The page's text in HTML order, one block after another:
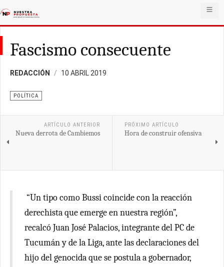
Fascismo consecuente
REDACCIÓN 10 ABRIL 2019
POLÍTICA
ARTÍCULO ANTERIOR
Nueva derrota de Cambiemos
PRÓXIMO ARTÍCULO
Hora de construir ofensiva
“Un tipo como Bussi coincide con la reacción
derechista que emerge en nuestra región”,
recalcó Juan José Palacios, integrante del PC de
Tucumán y de la Liga, ante las declaraciones del
hijo del genocida que se postula a gobernador,